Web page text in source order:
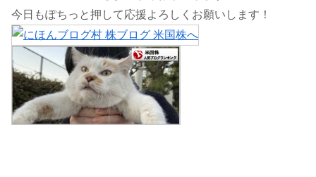
今日もぽちっと押して応援よろしくお願いします！